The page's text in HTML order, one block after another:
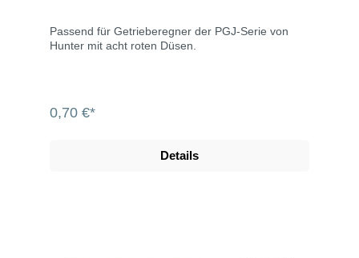
Passend für Getrieberegner der PGJ-Serie von
Hunter mit acht roten Düsen.
0,70 €*
Details